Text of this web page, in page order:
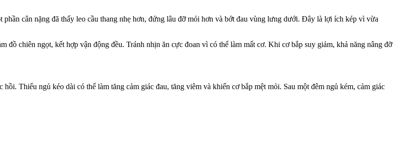
cân nặng đã thấy leo cầu thang nhẹ hơn, đứng lâu đỡ mỏi hơn và bớt đau vùng lưng dưới. Đây là lợi ích kép vì vừa
đồ chiên ngọt, kết hợp vận động đều. Tránh nhịn ăn cực đoan vì có thể làm mất cơ. Khi cơ bắp suy giảm, khả năng nâng đỡ
Thiếu ngủ kéo dài có thể làm tăng cảm giác đau, tăng viêm và khiến cơ bắp mệt mỏi. Sau một đêm ngủ kém, cảm giác